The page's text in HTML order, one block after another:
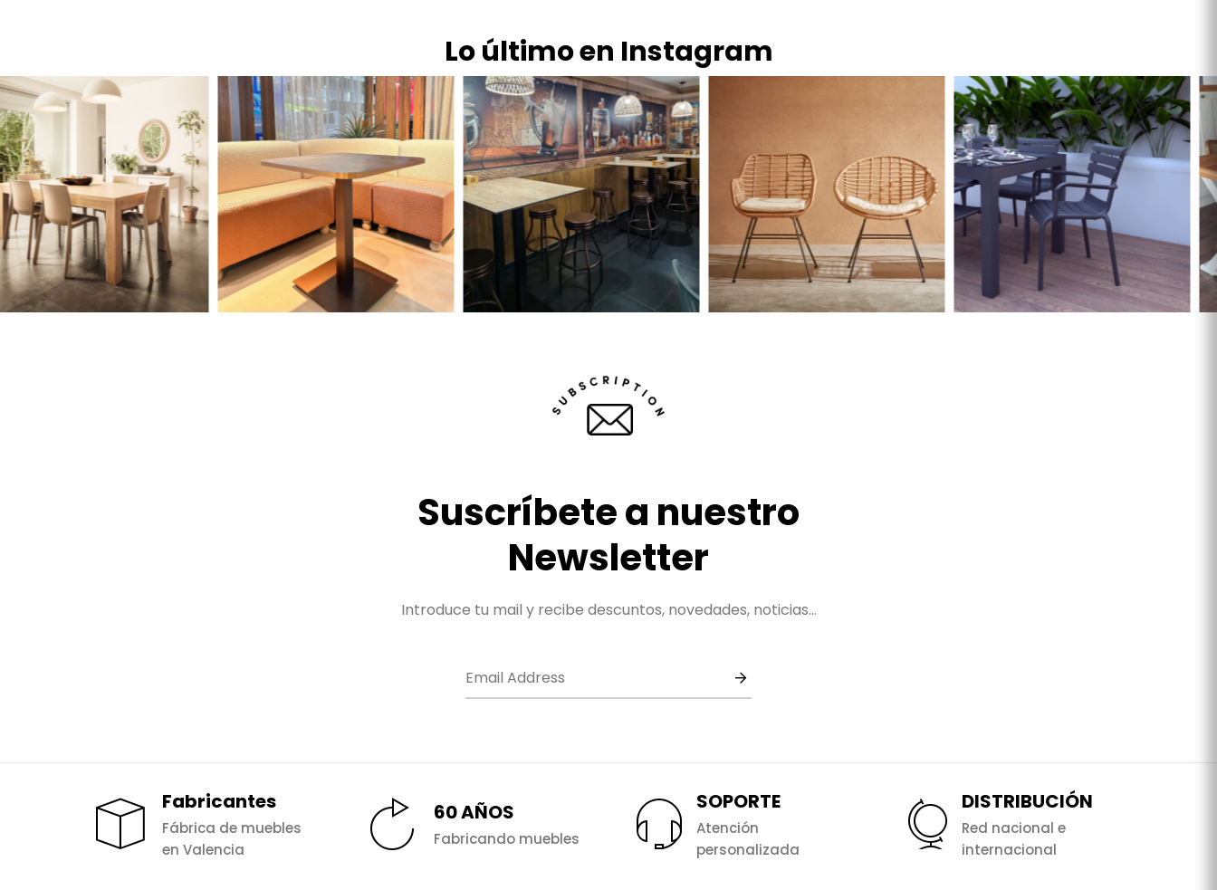
Lo último en Instagram
Suscríbete a nuestro
Newsletter
Introduce tu mail y recibe descuntos, novedades, noticias...
Fabricantes
Fábrica de muebles
en Valencia
60 AÑOS
Fabricando muebles
SOPORTE
Atención
personalizada
DISTRIBUCIÓN
Red nacional e
internacional